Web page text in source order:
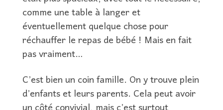
comme une table à langer et
éventuellement quelque chose pour
réchauffer le repas de bébé ! Mais en fait
pas vraiment…
C’est bien un coin famille. On y trouve plein
d’enfants et leurs parents. Cela peut avoir